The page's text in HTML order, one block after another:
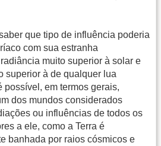
que tipo de influência poderia
com sua estranha
muito superior à solar e
superior à de qualquer lua
possível, em termos gerais,
dos mundos considerados
ou influências de todos os
a ele, como a Terra é
banhada por raios cósmicos e